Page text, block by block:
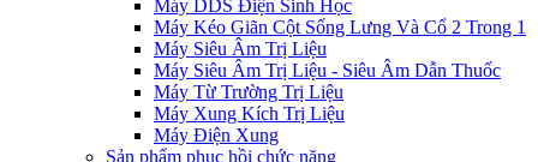
Máy DDS Điện Sinh Học
Máy Kéo Giãn Cột Sống Lưng Và Cổ 2 Trong 1
Máy Siêu Âm Trị Liệu
Máy Siêu Âm Trị Liệu - Siêu Âm Dẫn Thuốc
Máy Từ Trường Trị Liệu
Máy Xung Kích Trị Liệu
Máy Điện Xung
Sản phẩm phục hồi chức năng